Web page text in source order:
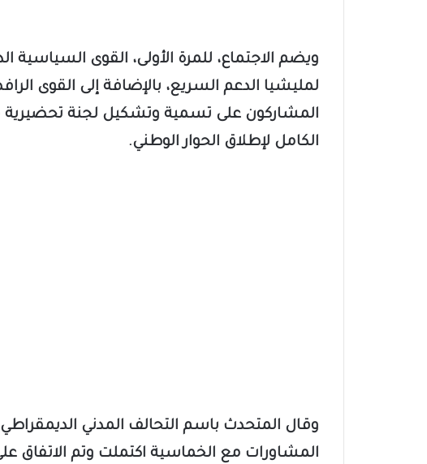
​ويضم الاجتماع، للمرة الأولى، القوى السياسية
لمليشيا الدعم السريع، بالإضافة إلى القوى
المشاركون على تسمية وتشكيل لجنة تحضيرية
الكامل لإطلاق الحوار الوطني.
​وقال المتحدث باسم التحالف المدني
المشاورات مع الخماسية اكتملت وتم الاتفاق